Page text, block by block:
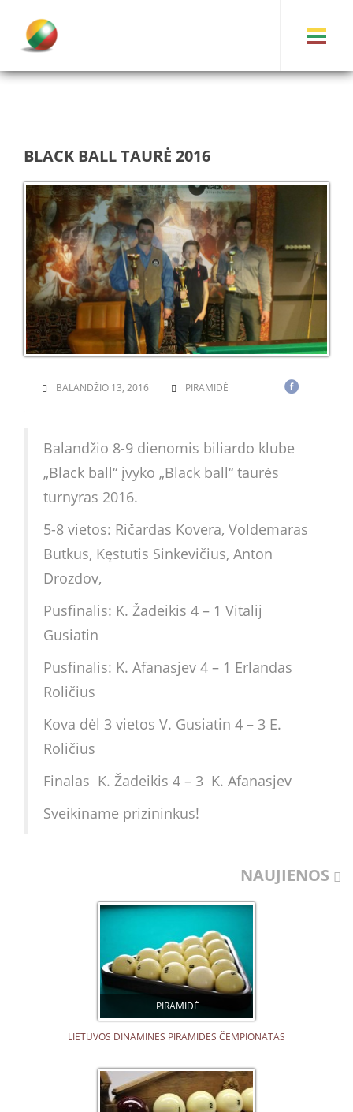
BLACK BALL TAURĖ 2016
BALANDŽIO 13, 2016 PIRAMIDĖ
Balandžio 8-9 dienomis biliardo klube
„Black ball“ įvyko „Black ball“ taurės
turnyras 2016.
5-8 vietos: Ričardas Kovera, Voldemaras
Butkus, Kęstutis Sinkevičius, Anton
Drozdov,
Pusfinalis: K. Žadeikis 4 – 1 Vitalij
Gusiatin
Pusfinalis: K. Afanasjev 4 – 1 Erlandas
Roličius
Kova dėl 3 vietos V. Gusiatin 4 – 3 E.
Roličius
Finalas K. Žadeikis 4 – 3 K. Afanasjev
Sveikiname prizininkus!
NAUJIENOS
PIRAMIDĖ
LIETUVOS DINAMINĖS PIRAMIDĖS ČEMPIONATAS